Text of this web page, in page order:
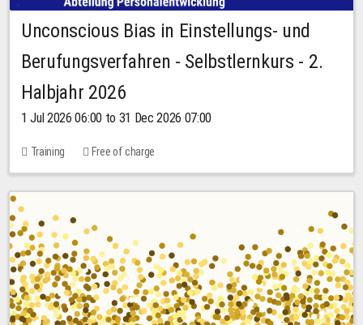
Unconscious Bias in Einstellungs- und
Berufungsverfahren - Selbstlernkurs - 2.
Halbjahr 2026
1 Jul 2026 06:00 to 31 Dec 2026 07:00
Training Free of charge